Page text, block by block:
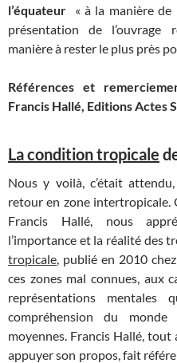
l’équateur « à la manière
présentation de l’ouvrage
manière à rester le plus près
Références et
Francis Hallé, Editions Actes
La condition tropicale
Nous y voilà, c’était attendu,
retour en zone intertropicale.
Francis Hallé, nous
l’importance et la réalité des
tropicale , publié en 2010
ces zones mal connues, aux
représentations
compréhension du
moyennes. Francis Hallé,
appuyer son propos, fait